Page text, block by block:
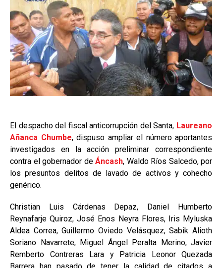
El despacho del fiscal anticorrupción del Santa, Laureano
Añanca Chumbe, dispuso ampliar el número aportantes
investigados en la acción preliminar correspondiente
contra el gobernador de Áncash, Waldo Ríos Salcedo, por
los presuntos delitos de lavado de activos y cohecho
genérico.
Christian Luis Cárdenas Depaz, Daniel Humberto
Reynafarje Quiroz, José Enos Neyra Flores, Iris Myluska
Aldea Correa, Guillermo Oviedo Velásquez, Sabik Alioth
Soriano Navarrete, Miguel Ángel Peralta Merino, Javier
Remberto Contreras Lara y Patricia Leonor Quezada